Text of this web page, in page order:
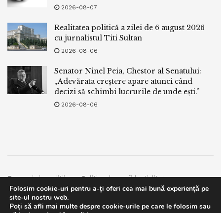
2026-08-07
Realitatea politică a zilei de 6 august 2026
cu jurnalistul Titi Sultan
2026-08-06
Senator Ninel Peia, Chestor al Senatului:
„Adevărata creștere apare atunci când
decizi să schimbi lucrurile de unde ești.”
2026-08-06
Termeni si conditii
Politica de confidentialitate
Facebook
Contact
© 2019bpnews- Business & Politics Newsbpnews.
Folosim cookie-uri pentru a-ți oferi cea mai bună experiență pe
site-ul nostru web.
Poți să afli mai multe despre cookie-urile pe care le folosim sau